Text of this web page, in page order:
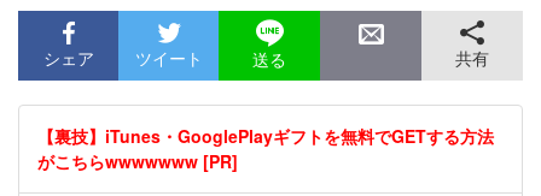
シェア ツイート 送る 共有
【裏技】iTunes・GooglePlayギフトを無料でGETする方法
がこちらwwwwwww [PR]